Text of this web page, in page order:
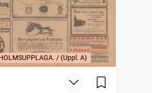
/ (Uppl. A)